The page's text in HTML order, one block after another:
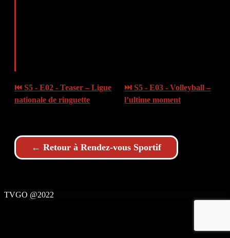
⏮ S5 - E02 - Teaser – Ligue
nationale de ringuette
⏭ S5 - E03 - Volleyball –
l’ultime moment
← Retour à Rendez-vous Sportif
TVGO @2022